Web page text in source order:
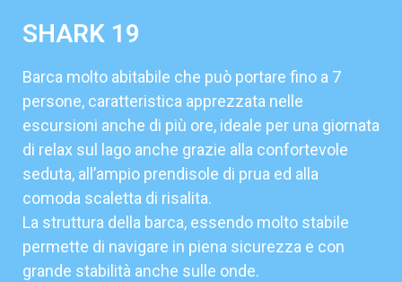
SHARK 19
Barca molto abitabile che può portare fino a 7
persone, caratteristica apprezzata nelle
escursioni anche di più ore, ideale per una giornata
di relax sul lago anche grazie alla confortevole
seduta, all’ampio prendisole di prua ed alla
comoda scaletta di risalita.
La struttura della barca, essendo molto stabile
permette di navigare in piena sicurezza e con
grande stabilità anche sulle onde.